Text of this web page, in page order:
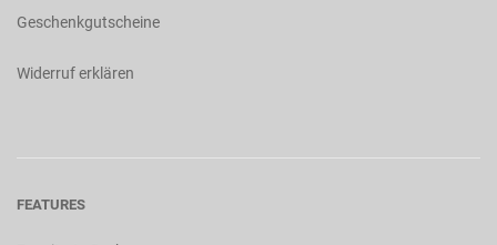
Geschenkgutscheine
Widerruf erklären
FEATURES